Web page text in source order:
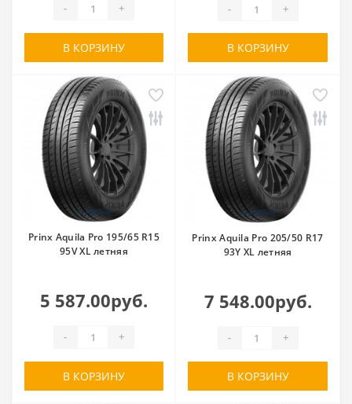
- +
В КОРЗИНУ
- +
В КОРЗИНУ
Prinx Aquila Pro 195/65 R15
95V XL летняя
5 587.00руб.
- +
В КОРЗИНУ
Prinx Aquila Pro 205/50 R17
93Y XL летняя
7 548.00руб.
- +
В КОРЗИНУ